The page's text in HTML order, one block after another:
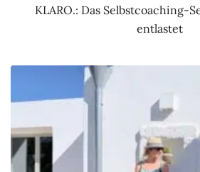
KLARO.: Das Selbstcoaching-
entlastet